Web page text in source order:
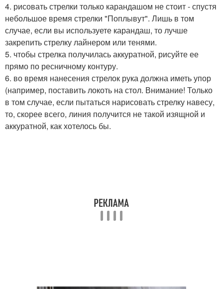
4. рисовать стрелки только карандашом не стоит - спустя
небольшое время стрелки "Поплывут". Лишь в том
случае, если вы используете карандаш, то лучше
закрепить стрелку лайнером или тенями.
5. чтобы стрелка получилась аккуратной, рисуйте ее
прямо по ресничному контуру.
6. во время нанесения стрелок рука должна иметь упор
(например, поставить локоть на стол. Внимание! Только
в том случае, если пытаться нарисовать стрелку навесу,
то, скорее всего, линия получится не такой изящной и
аккуратной, как хотелось бы.